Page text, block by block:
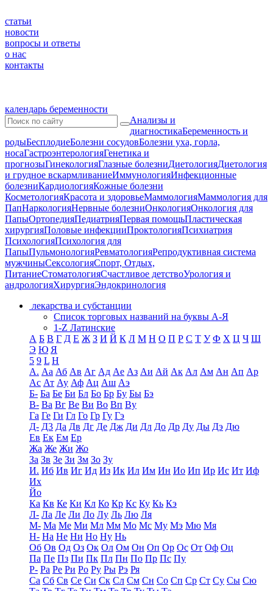
статьи
новости
вопросы и ответы
о нас
контакты
календарь беременности
Анализы и
диагностикаБеременность и
родыБесплодиеБолезни сосудовБолезни уха, горла,
носаГастроэнтерологияГенетика и
прогнозыГинекологияГлазные болезниДиетологияДиетология
и грудное вскармливаниеИммунологияИнфекционные
болезниКардиологияКожные болезни
КосметологияКрасота и здоровьеМаммологияМаммология для
ПапНаркологияНервные болезниОнкологияОнкология для
ПапыОртопедияПедиатрияПервая помощьПластическая
хирургияПоловые инфекцииПроктологияПсихиатрия
ПсихологияПсихология для
ПапыПульмонологияРевматологияРепродуктивная система
мужчиныСексологияСпорт, Отдых,
ПитаниеСтоматологияСчастливое детствоУрология и
андрологияХирургияЭндокринология
лекарства и субстанции
Список торговых названий на буквы А-Я
1-Z Латинские
А Б В Г Д Е Ж З И Й К Л М Н О П Р С Т У Ф Х Ц Ч Ш
Э Ю Я
5 9 L H
А. Аа Аб Ав Аг Ад Ае Аз Аи Ай Ак Ал Ам Ан Ап Ар
Ас Ат Ау Аф Ац Аш Аэ
Б- Ба Бе Би Бл Бо Бр Бу Бы Бэ
В- Ва Вг Ве Ви Во Вп Ву
Га Ге Ги Гл Го Гр Гу Гэ
Д- Д3 Да Дв Дг Де Дж Ди Дл До Др Ду Ды Дэ Дю
Ев Ек Ем Ер
Жа Же Жи Жо
За Зв Зе Зи Зм Зо Зу
И. Иб Ив Иг Ид Из Ик Ил Им Ин Ио Ип Ир Ис Ит Иф
Их
Йо
Ка Кв Ке Ки Кл Ко Кр Кс Ку Кь Кэ
Л- Ла Ле Ли Ло Лу Ль Лю Ля
М- Ма Ме Ми Мл Мм Мо Мс Му Мэ Мю Мя
Н- На Не Ни Но Ну Нь
Об Ов Од Оз Ок Ол Ом Он Оп Ор Ос От Оф Оц
Па Пе Пз Пи Пк Пл Пн По Пр Пс Пу
Р- Ра Ре Ри Ро Ру Ры Рэ Ря
Са Сб Св Се Си Ск Сл См Сн Со Сп Ср Ст Су Сы Сю